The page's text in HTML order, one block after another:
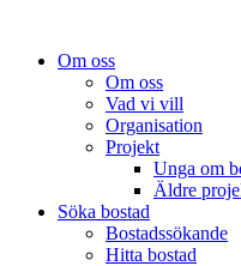
Om oss
Om oss
Vad vi vill
Organisation
Projekt
Unga om
Äldre
Söka bostad
Bostadssökande
Hitta bostad